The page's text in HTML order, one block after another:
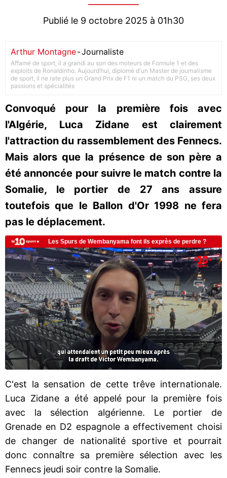
Publié le 9 octobre 2025 à 01h30
Arthur Montagne-Journaliste
Affamé de sport, il a grandi au son des moteurs de Formule 1 et des
exploits de Ronaldinho. Aujourd’hui, diplomé d'un Master de journalisme
de sport, il ne rate plus un Grand Prix de F1 ni un match du PSG, ses deux
passions et spécialités
Convoqué pour la première fois avec
l'Algérie, Luca Zidane est clairement
l'attraction du rassemblement des Fennecs.
Mais alors que la présence de son père a
été annoncée pour suivre le match contre la
Somalie, le portier de 27 ans assure
toutefois que le Ballon d'Or 1998 ne fera
pas le déplacement.
C'est la sensation de cette trêve internationale.
Luca Zidane a été appelé pour la première fois
avec la sélection algérienne. Le portier de
Grenade en D2 espagnole a effectivement choisi
de changer de nationalité sportive et pourrait
donc connaître sa première sélection avec les
Fennecs jeudi soir contre la Somalie.